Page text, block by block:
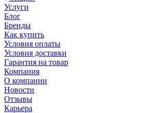
Услуги
Блог
Бренды
Как купить
Условия оплаты
Условия доставки
Гарантия на товар
Компания
О компании
Новости
Отзывы
Карьера